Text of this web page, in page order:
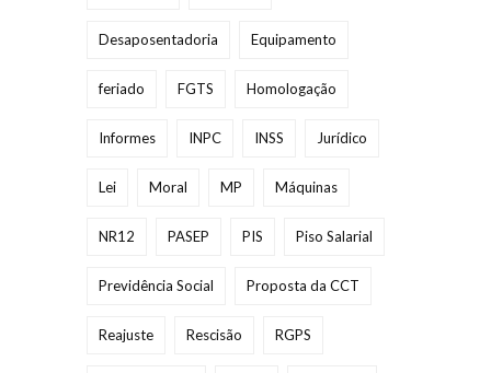
Desaposentadoria Equipamento
feriado FGTS Homologação
Informes INPC INSS Jurídico
Lei Moral MP Máquinas
NR12 PASEP PIS Piso Salarial
Previdência Social Proposta da CCT
Reajuste Rescisão RGPS